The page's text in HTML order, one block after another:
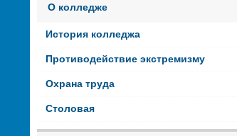
О колледже
История колледжа
Противодействие экстремизму
Охрана труда
Столовая